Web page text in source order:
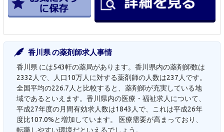
香川県 の薬剤師求人事情
香川県 には543軒の薬局があります。香川県内の薬剤師数は
2332人で、人口10万人に対する薬剤師の人数は237人です。
全国平均の226.7人と比較すると、薬剤師が充実している地
域であるといえます。香川県内の医療・福祉求人について、
平成27年度の月間有効求人数は1843人で、これは平成26年
度比107.0%と増加しています。 医療需要が高まっており、
転職しやすい環境だといえるでしょう。